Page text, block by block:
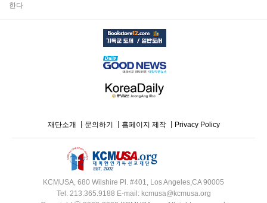
한다
재단소개 문의하기 홈페이지 제작 Privacy Policy
KCMUSA, 680 Wilshire Pl. #401, Los Angeles,CA 90005
Tel. 213.365.9188 E-mail: kcmusa@kcmusa.org